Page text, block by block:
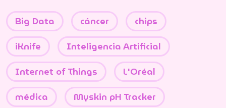
Big Data cáncer
chips
iKnife
Inteligencia Artificial
Internet of Things
L'Oréal
médica
Myskin pH Tracker